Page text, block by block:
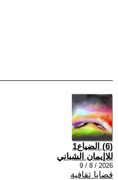
(6) الضياع1
للاإيمان الشباني
2026 / 8 / 9
قضايا ثقافية